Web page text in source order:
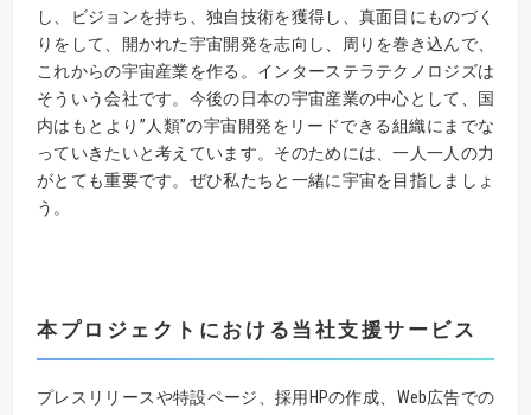
し、ビジョンを持ち、独自技術を獲得し、真面目にものづく
りをして、開かれた宇宙開発を志向し、周りを巻き込んで、
これからの宇宙産業を作る。インターステラテクノロジズは
そういう会社です。今後の日本の宇宙産業の中心として、国
内はもとより”人類”の宇宙開発をリードできる組織にまでな
っていきたいと考えています。そのためには、一人一人の力
がとても重要です。ぜひ私たちと一緒に宇宙を目指しましょ
う。
本プロジェクトにおける当社支援サービス
プレスリリースや特設ページ、採用HPの作成、Web広告での